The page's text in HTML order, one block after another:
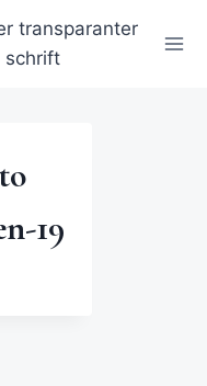
19